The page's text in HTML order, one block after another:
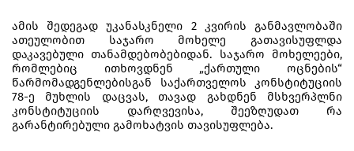
ამის შედეგად უკანასკნელი 2 კვირის განმავლობაში
ათეულობით საჯარო მოხელე გათავისუფლდა
დაკავებული თანამდებობებიდან. საჯარო მოხელეები,
რომლებიც ითხოვდნენ „ქართული ოცნების“
წარმომადგენლებისგან საქართველოს კონსტიტუციის
78-ე მუხლის დაცვას, თავად გახდნენ მსხვერპლნი
კონსტიტუციის დარღვევისა, შეეზღუდათ რა
გარანტირებული გამოხატვის თავისუფლება.